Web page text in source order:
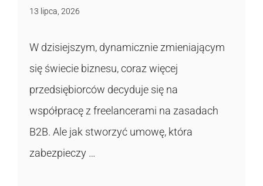
13 lipca, 2026
W dzisiejszym, dynamicznie zmieniającym
się świecie biznesu, coraz więcej
przedsiębiorców decyduje się na
współpracę z freelancerami na zasadach
B2B. Ale jak stworzyć umowę, która
zabezpieczy …